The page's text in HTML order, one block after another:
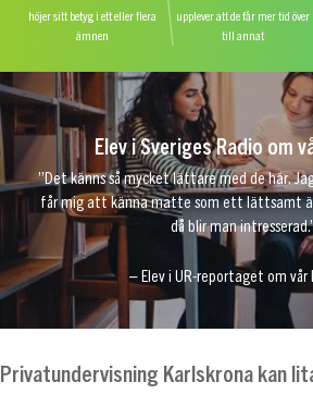
höjer sitt betyg i ett eller flera
ämnen
upplever att de får mer tid över
till annat
Elev i Sveriges Radio om
”Det känns så mycket lättare med de här.
får mig att känna matte som ett lättsamt
då blir man
– Elev i UR-reportaget om vår
Privatundervisning Karlskrona kan